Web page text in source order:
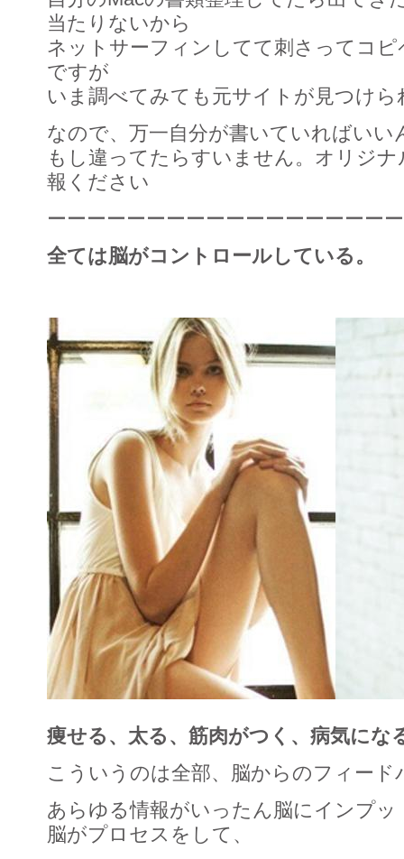
当たりないから
ネットサーフィンしてて刺さってコ
ですが
いま調べてみても元サイトが見つけら
なので、万一自分が書いていればいい
もし違ってたらすいません。オリジ
報ください
ーーーーーーーーーーーーーーーーー
全ては脳がコントロールしている。
痩せる、太る、筋肉がつく、病気にな
こういうのは全部、脳からのフィード
あらゆる情報がいったん脳にインプッ
脳がプロセスをして、